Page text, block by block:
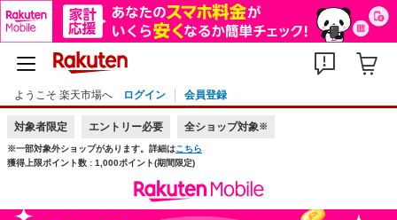
ようこそ 楽天市場へ ログイン 会員登録
対象者限定 エントリー必要 全ショップ対象※
※一部対象外ショップがあります。詳細はこちら
獲得上限ポイント数 : 1,000ポイント(期間限定)